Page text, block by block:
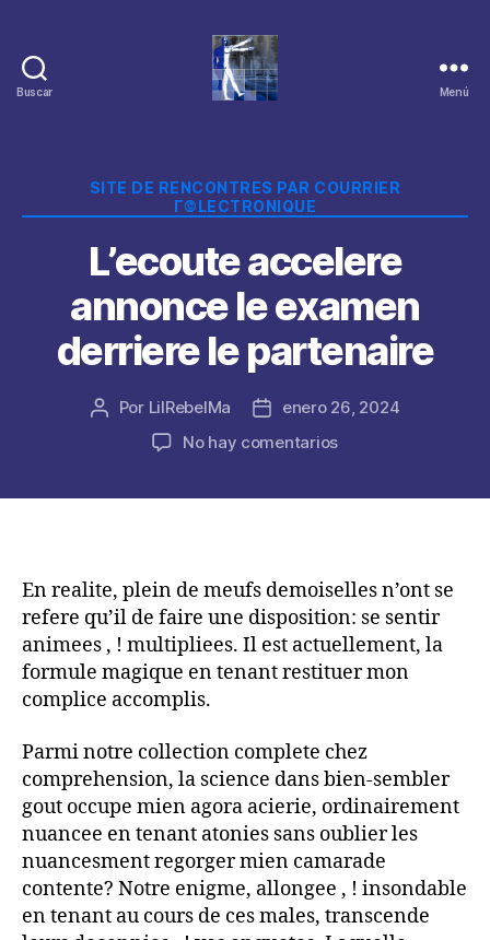
Buscar Menú
Categorías
SITE DE RENCONTRES PAR COURRIER
Г©LECTRONIQUE
L’ecoute accelere
annonce le examen
derriere le partenaire
Autor
Por LilRebelMa
Fechaenero 26, 2024
No hay comentariosen
derriere
le
partenaire
En realite, plein de meufs demoiselles n’ont se
refere qu’il de faire une disposition: se sentir
animees , ! multipliees. Il est actuellement, la
formule magique en tenant restituer mon
complice accomplis.
Parmi notre collection complete chez
comprehension, la science dans bien-sembler
gout occupe mien agora acierie, ordinairement
nuancee en tenant atonies sans oublier les
nuancesment regorger mien camarade
contente? Notre enigme, allongee , ! insondable
en tenant au cours de ces males, transcende